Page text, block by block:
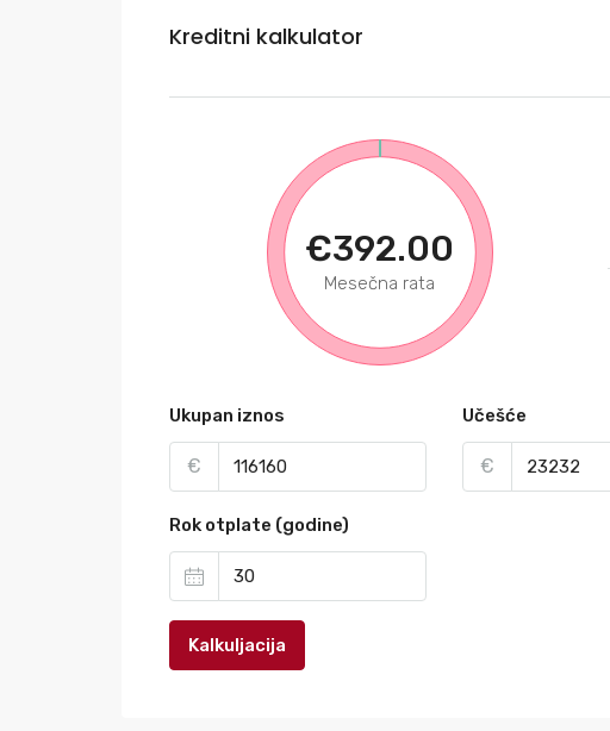
Kreditni kalkulator
€392.00
Mesečna rata
Ukupan iznos
€
Učešće
€
Rok otplate (godine)
Kalkuljacija